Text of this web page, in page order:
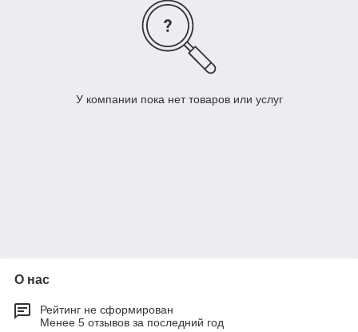
У компании пока нет товаров или услуг
О нас
Рейтинг не сформирован
Менее 5 отзывов за последний год